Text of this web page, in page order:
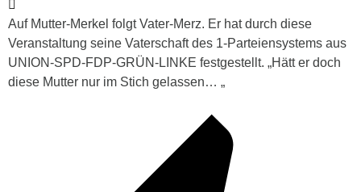
Auf Mutter-Merkel folgt Vater-Merz. Er hat durch diese
Veranstaltung seine Vaterschaft des 1-Parteiensystems aus
UNION-SPD-FDP-GRÜN-LINKE festgestellt. „Hätt er doch
diese Mutter nur im Stich gelassen… „